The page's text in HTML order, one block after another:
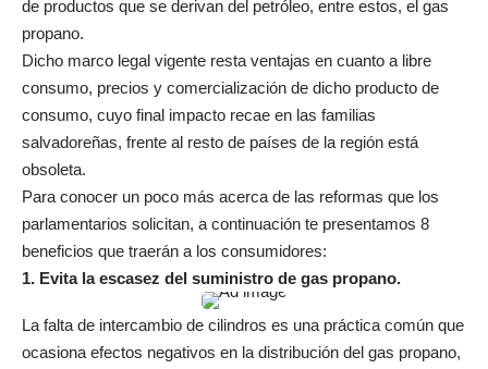
de productos que se derivan del petróleo, entre estos, el gas
propano.
Dicho marco legal vigente resta ventajas en cuanto a libre
consumo, precios y comercialización de dicho producto de
consumo, cuyo final impacto recae en las familias
salvadoreñas, frente al resto de países de la región está
obsoleta.
Para conocer un poco más acerca de las reformas que los
parlamentarios solicitan, a continuación te presentamos 8
beneficios que traerán a los consumidores:
1. Evita la escasez del suministro de gas propano.
La falta de intercambio de cilindros es una práctica común que
ocasiona efectos negativos en la distribución del gas propano,